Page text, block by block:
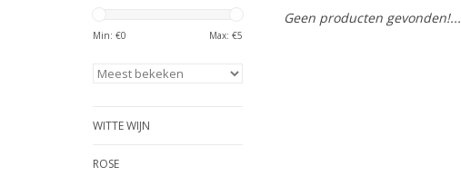
Min: €0 Max: €5
WITTE WIJN
ROSE
Geen producten gevonden!...